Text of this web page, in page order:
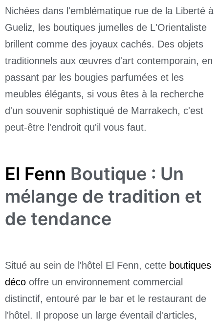
Nichées dans l'emblématique rue de la Liberté à
Gueliz, les boutiques jumelles de L'Orientaliste
brillent comme des joyaux cachés. Des objets
traditionnels aux œuvres d'art contemporain, en
passant par les bougies parfumées et les
meubles élégants, si vous êtes à la recherche
d'un souvenir sophistiqué de Marrakech, c'est
peut-être l'endroit qu'il vous faut.
El Fenn Boutique : Un
mélange de tradition et
de tendance
Situé au sein de l'hôtel El Fenn, cette boutiques
déco offre un environnement commercial
distinctif, entouré par le bar et le restaurant de
l'hôtel. Il propose un large éventail d'articles,